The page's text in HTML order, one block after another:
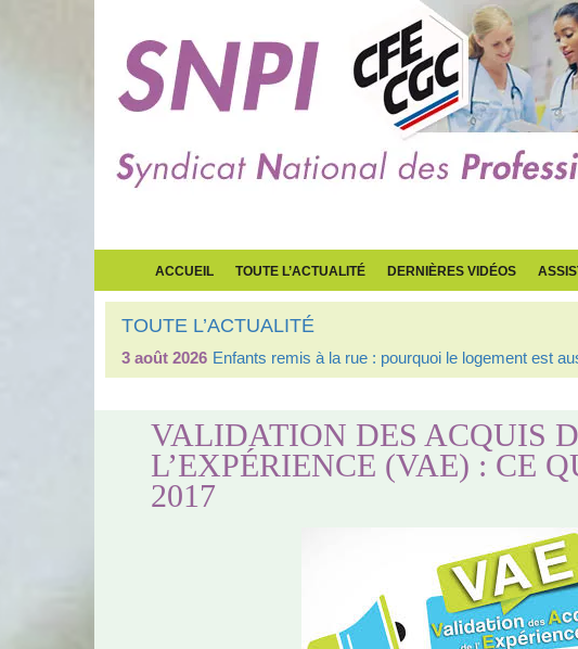
ACCUEIL TOUTE L’ACTUALITÉ DERNIÈRES VIDÉOS
TOUTE L’ACTUALITÉ
3 août 2026 Enfants remis à la rue : pourquoi le logement est
VALIDATION DES ACQUIS
L’EXPÉRIENCE (VAE) : CE
2017